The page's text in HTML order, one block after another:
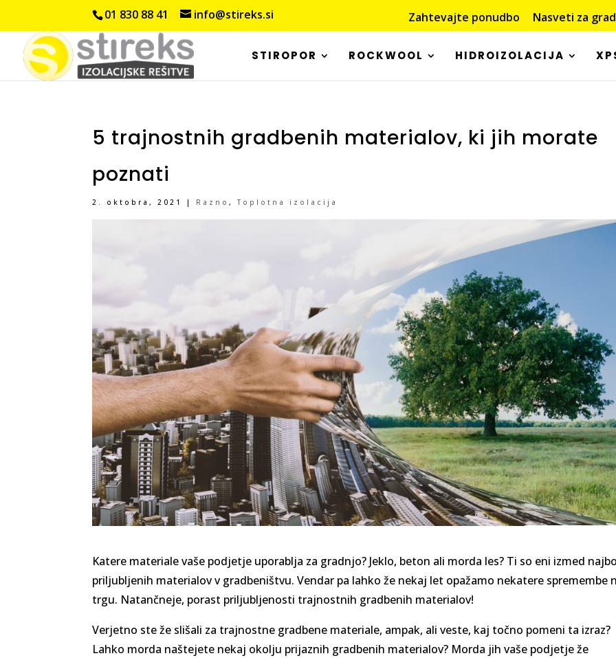
01 830 88 41 info@stireks.si Zahtevajte ponudbo Nasveti za
STIROPOR ROCKWOOL HIDROIZOLACIJA
5 trajnostnih gradbenih materialov, ki jih morate
poznati
2. oktobra, 2021 | Razno,Toplotna izolacija
Katere materiale vaše podjetje uporablja za gradnjo? Jeklo, beton ali morda les? Ti so eni izmed
priljubljenih materialov v gradbeništvu. Vendar pa lahko že nekaj let opažamo nekatere spremembe
trgu. Natančneje, porast priljubljenosti trajnostnih gradbenih materialov!
Verjetno ste že slišali za trajnostne gradbene materiale, ampak, ali veste, kaj točno pomeni ta izraz?
Lahko morda naštejete nekaj okolju prijaznih gradbenih materialov? Morda jih vaše podjetje že